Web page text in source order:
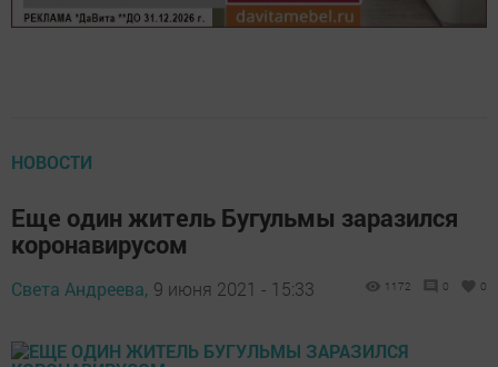
НОВОСТИ
Еще один житель Бугульмы заразился
коронавирусом
Света Андреева, 9 июня 2021 - 15:33 1172 0 0